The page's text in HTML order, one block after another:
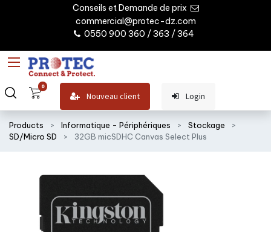
Conseils et Demande de prix
commercial@protec-dz.com
0550 900 360 / 363 / 364
0
Nouveau client Login
Products Informatique - Périphériques
Stockage
SD/Micro SD
32GB micSDHC Canvas Select Plus